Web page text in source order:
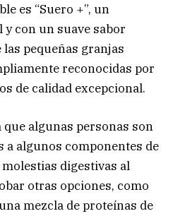
es “Suero +”, un
con un suave sabor
las pequeñas granjas
reconocidas por
de calidad excepcional.
algunas personas son
a algunos componentes de
digestivas al
otras opciones, como
mezcla de proteínas de